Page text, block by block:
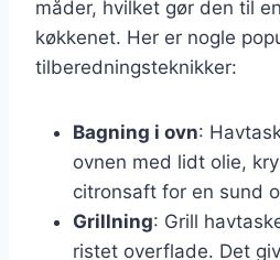
måder, hvilket gør den til
køkkenet. Her er nogle
tilberedningsteknikker:
Bagning i ovn:
ovnen med lidt olie,
citronsaft for en sund
Grillning: Grill
ristet overflade. Det